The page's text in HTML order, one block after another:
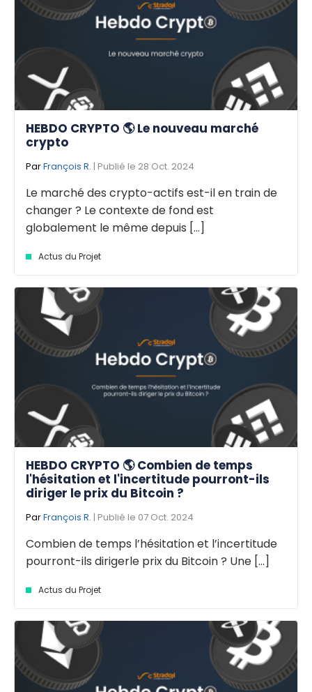
HEBDO CRYPTO 🌎 Le nouveau marché
crypto
ParFrançois R. | Publié le 28 Oct. 2024
Le marché des crypto-actifs est-il en train de
changer ? Le contexte de fond est
globalement le même depuis [...]
Actus du Projet
HEBDO CRYPTO 🌎 Combien de temps
l'hésitation et l'incertitude pourront-ils
diriger le prix du Bitcoin ?
ParFrançois R. | Publié le 07 Oct. 2024
Combien de temps l’hésitation et l’incertitude
pourront-ils dirigerle prix du Bitcoin ? Une [...]
Actus du Projet